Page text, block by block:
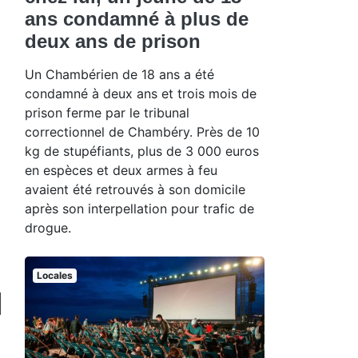
ans condamné à plus de
deux ans de prison
Un Chambérien de 18 ans a été
condamné à deux ans et trois mois de
prison ferme par le tribunal
correctionnel de Chambéry. Près de 10
kg de stupéfiants, plus de 3 000 euros
en espèces et deux armes à feu
avaient été retrouvés à son domicile
après son interpellation pour trafic de
drogue.
Locales